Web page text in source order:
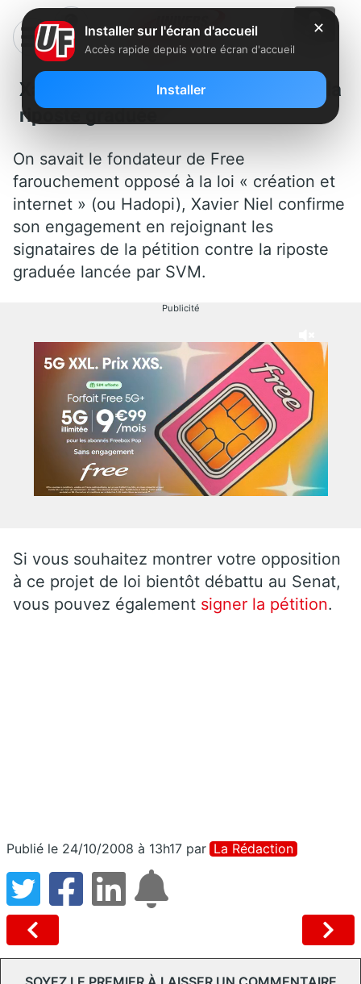
Xavier Niel signe la pétition contre la
riposte graduée
On savait le fondateur de Free
farouchement opposé à la loi « création et
internet » (ou Hadopi), Xavier Niel confirme
son engagement en rejoignant les
signataires de la pétition contre la riposte
graduée lancée par SVM.
Publicité
Si vous souhaitez montrer votre opposition
à ce projet de loi bientôt débattu au Senat,
vous pouvez également signer la pétition.
Publié le 24/10/2008 à 13h17 par La Rédaction
✕
Installer sur l'écran d'accueil
Accès rapide depuis votre écran d'accueil
Installer